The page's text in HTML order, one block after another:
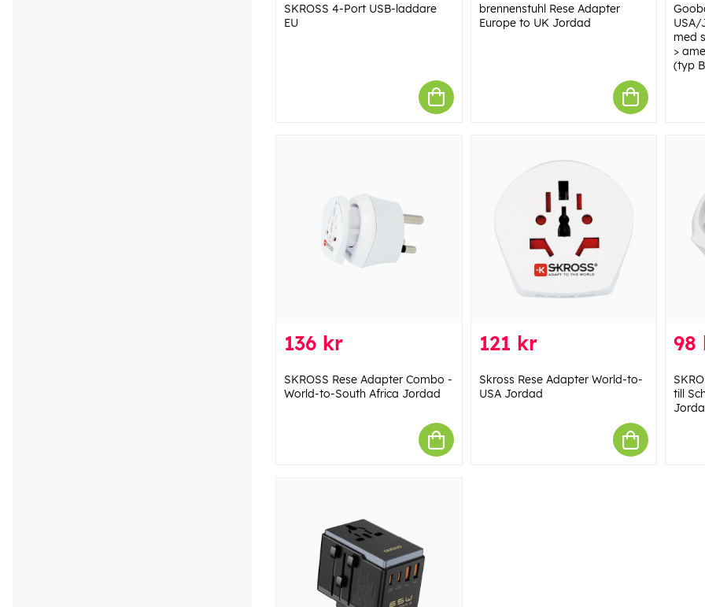
SKROSS 4-Port USB-laddare
EU
brennenstuhl Rese Adapter
Europe to UK Jordad
med
>
(typ
136 kr
SKROSS Rese Adapter Combo -
World-to-South Africa Jordad
121 kr
Skross Rese Adapter World-to-
USA Jordad
98
till